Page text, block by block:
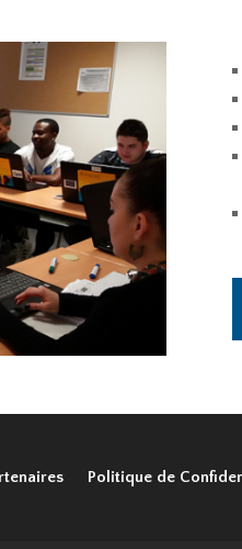
Politique de